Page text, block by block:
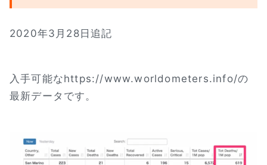
2020年3月28日追記
入手可能なhttps://www.worldometers.info/の
最新データです。